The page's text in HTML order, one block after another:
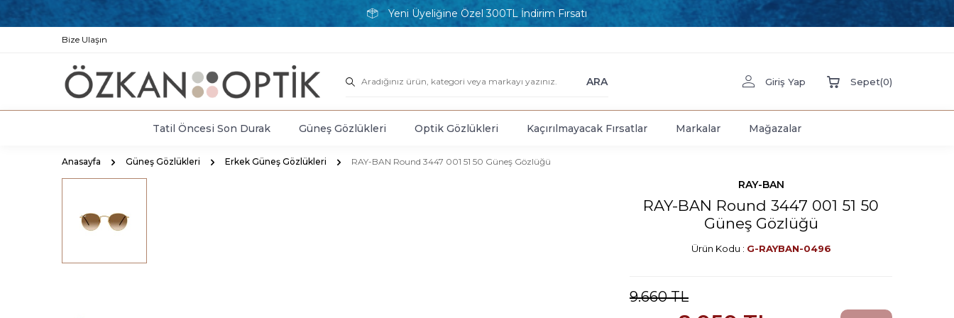
Yeni Üyeliğine Özel 300TL İndirim Fırsatı
Bize Ulaşın
ARA Giriş Yap Sepet(0)
Tatil Öncesi Son Durak Güneş Gözlükleri Optik Gözlükleri Kaçırılmayacak Fırsatlar Markalar Mağazalar
Anasayfa Güneş Gözlükleri Erkek Güneş Gözlükleri RAY-BAN Round 3447 001 51 50 Güneş Gözlüğü
RAY-BAN
RAY-BAN Round 3447 001 51 50
Güneş Gözlüğü
Ürün Kodu : G-RAYBAN-0496
9.660TL